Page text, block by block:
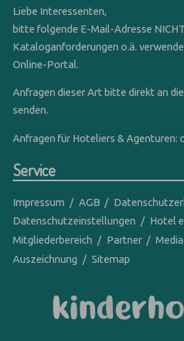
Liebe Interessenten,
bitte folgende E-Mail-Adresse
Kataloganforderungen o.ä.
Online-Portal.
Anfragen dieser Art bitte direkt an
senden.
Anfragen für Hoteliers & Agenturen:
Service
Impressum AGB
Datenschutzeinstellungen
Hotel
Mitgliederbereich
Partner
Auszeichnung
Sitemap